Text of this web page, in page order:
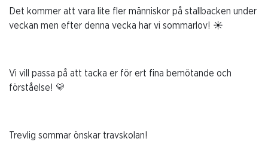
Det kommer att vara lite fler människor på stallbacken under
veckan men efter denna vecka har vi sommarlov! ☀️
Vi vill passa på att tacka er för ert fina bemötande och
förståelse! 💛
Trevlig sommar önskar travskolan!